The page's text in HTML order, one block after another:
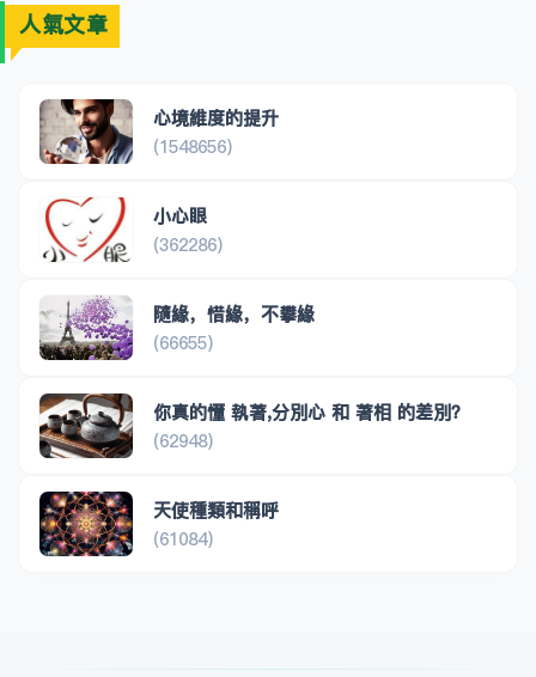
人氣文章
心境維度的提升
(1548656)
小心眼
(362286)
隨緣，惜緣，不攀緣
(66655)
你真的懂 執著,分別心 和 著相 的差別？
(62948)
天使種類和稱呼
(61084)